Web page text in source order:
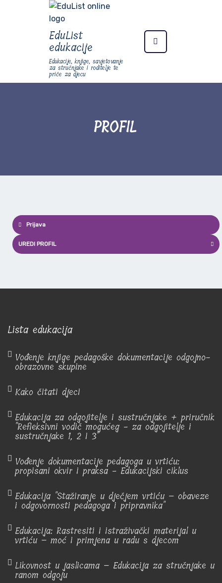
EduList
edukacije
Edukacije, knjige, savjetovanje
za stručnjake i roditelje te
priče za djecu
PROFIL
Prijava
UREDI PROFIL
Lista edukacija
Vođenje knjige pedagoške dokumentacije odgojno-
obrazovne skupine
Kako čitati djeci
Edukacija za odgojitelje i sustručnjake + priručnik
"Refleksivni vodič mogućeg - za odgojitelje i
sustručnjake 1, 2 i 3"
Vođenje dokumentacije pedagoga u vrtiću:
propisani okvir i praksa - Edukacijski ciklus
Edukacija "Stažiranje u dječjem vrtiću – obaveze
i odgovornosti pedagoga i pripravnika"
Edukacija: Rastresiti i istraživački materijal u
vrtiću – moć i primjena u radu s djecom
Likovnost u jaslicama – Edukacija za stručnjake u
ranom odgoju